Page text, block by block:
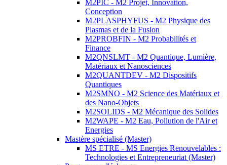
M2PIC - M2 Projet, Innovation,
Conception
M2PLASPHYFUS - M2 Physique des
Plasmas et de la Fusion
M2PROBFIN - M2 Probabilités et
Finance
M2QNSLMT - M2 Quantique, Lumière,
Matériaux et Nanosciences
M2QUANTDEV - M2 Dispositifs
Quantiques
M2SMNO - M2 Science des Matériaux et
des Nano-Objets
M2SOLIDS - M2 Mécanique des Solides
M2WAPE - M2 Eau, Pollution de l'Air et
Energies
Mastère spécialisé (Master)
MS ETRE - MS Energies Renouvelables :
Technologies et Entrepreneuriat (Master)